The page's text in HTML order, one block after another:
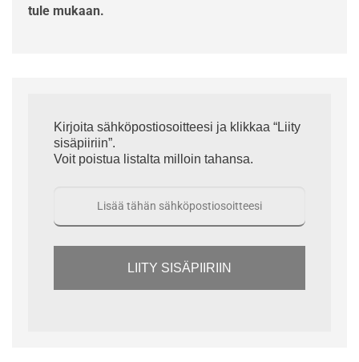
tule mukaan.
Kirjoita sähköpostiosoitteesi ja klikkaa “Liity
sisäpiiriin”.
Voit poistua listalta milloin tahansa.
LIITY SISÄPIIRIIN